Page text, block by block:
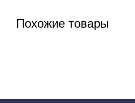
Похожие товары